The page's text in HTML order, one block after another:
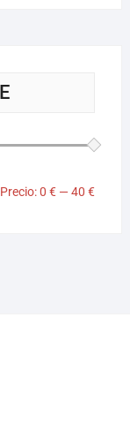
Precio:0 € —40 €